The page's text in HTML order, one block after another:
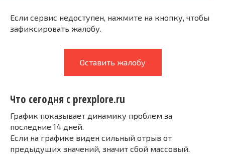
Если сервис недоступен, нажмите на кнопку, чтобы
зафиксировать жалобу.
Оставить жалобу
Что сегодня с prexplore.ru
График показывает динамику проблем за
последние 14 дней.
Если на графике виден сильный отрыв от
предыдущих значений, значит сбой массовый.